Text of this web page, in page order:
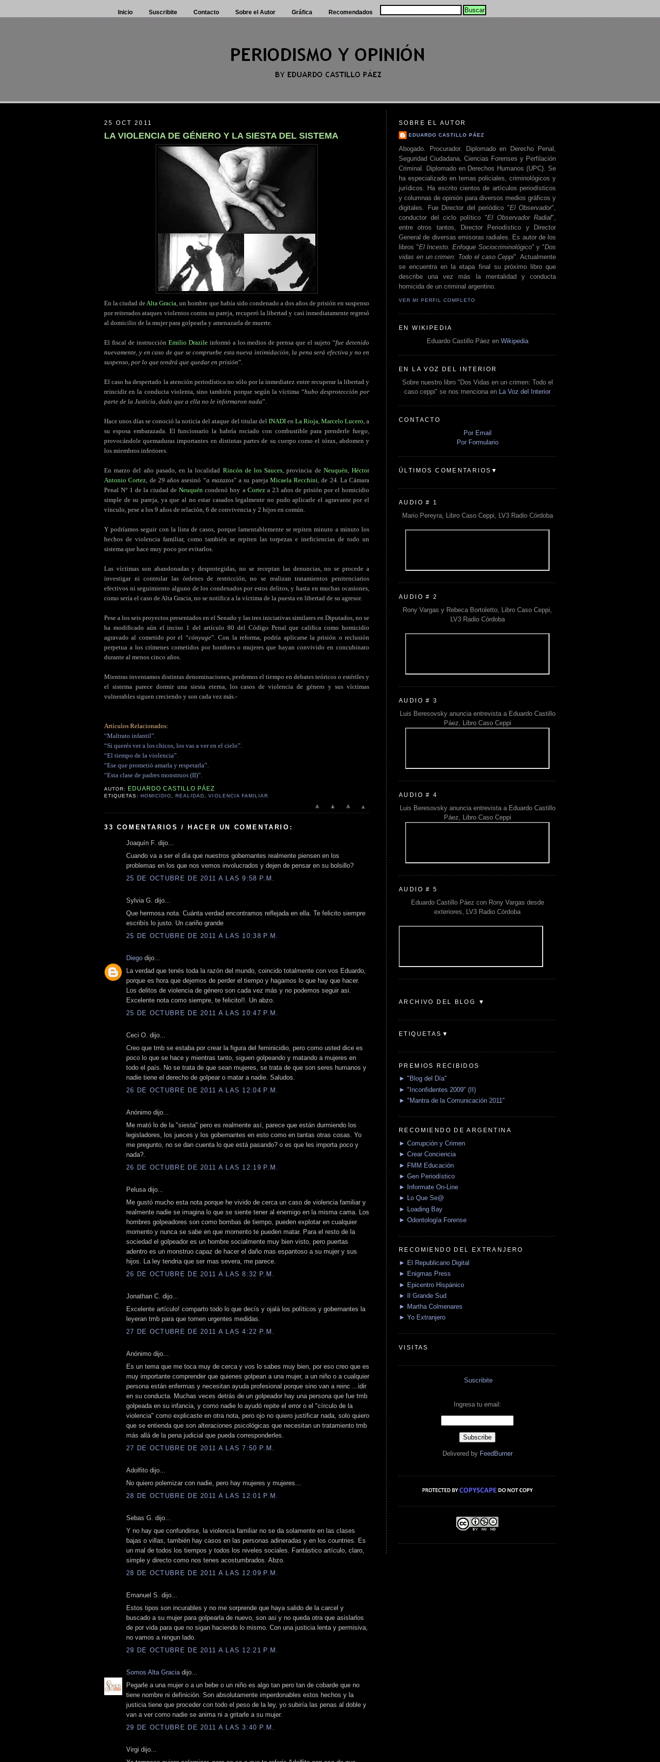
Inicio Suscribite Contacto Sobre el Autor Gráfica Recomendados
25 OCT 2011
LA VIOLENCIA DE GÉNERO Y LA SIESTA DEL SISTEMA
En la ciudad deAlta Gracia, un hombre que había sido condenado a dos años de prisión en suspenso
por reiterados ataques violentos contra su pareja, recuperó la libertad y casi inmediatamente regresó
al domicilio de la mujer para golpearla y amenazarla de muerte.
El fiscal de instrucción Emilio Drazileinformó a los medios de prensa que el sujeto “fue detenido
nuevamente, y en caso de que se compruebe esta nueva intimidación, la pena será efectiva y no en
suspenso, por lo que tendrá que quedar en prisión”.
El caso ha despertado la atención periodística no sólo por la inmediatez entre recuperar la libertad y
reincidir en la conducta violenta, sino también porque según la víctima “hubo desprotección por
parte de la Justicia, dado que a ella no le informaron nada”.
Hace unos días se conoció la noticia del ataque del titular del INADIen La Rioja, Marcelo Lucero, a
su esposa embarazada. El funcionario la habría rociado con combustible para prenderle fuego,
provocándole quemaduras importantes en distintas partes de su cuerpo como el tórax, abdomen y
los miembros inferiores.
En marzo del año pasado, en la localidad Rincón de los Sauces, provincia de Neuquén,Héctor
Antonio Cortez, de 29 años asesinó “a mazazos” a su pareja Micaela Recchini, de 24. La Cámara
Penal N° 1 de la ciudad deNeuquén condenó hoy a Corteza 23 años de prisión por el homicidio
simple de su pareja, ya que al no estar casados legalmente no pudo aplicarle el agravante por el
vínculo, pese a los 9 años de relación, 6 de convivencia y 2 hijos en común.
Y podríamos seguir con la lista de casos, porque lamentablemente se repiten minuto a minuto los
hechos de violencia familiar, como también se repiten las torpezas e ineficiencias de todo un
sistema que hace muy poco por evitarlos.
Las víctimas son abandonadas y desprotegidas, no se receptan las denuncias, no se procede a
investigar ni controlar las órdenes de restricción, no se realizan tratamientos penitenciarios
efectivos ni seguimiento alguno de los condenados por estos delitos, y hasta en muchas ocasiones,
como sería el caso de Alta Gracia, no se notifica a la víctima de la puesta en libertad de su agresor.
Pese a los seis proyectos presentados en el Senado y las tres iniciativas similares en Diputados, no se
ha modificado aún el inciso 1 del artículo 80 del Código Penal que califica como homicidio
agravado al cometido por el “cónyuge”. Con la reforma, podría aplicarse la prisión o reclusión
perpetua a los crímenes cometidos por hombres o mujeres que hayan convivido en concubinato
durante al menos cinco años.
Mientras inventamos distintas denominaciones, perdemos el tiempo en debates teóricos o estériles y
el sistema parece dormir una siesta eterna, los casos de violencia de género y sus víctimas
vulnerables siguen creciendo y son cada vez más.-
Artículos Relacionados:
“Maltrato infantil”.
“Si querés ver a los chicos, los vas a ver en el cielo”.
“El tiempo de la violencia”.
“Ese que prometió amarla y respetarla”.
“Esta clase de padres monstruos (II)”.
AUTOR: EDUARDO CASTILLO PÁEZ
ETIQUETAS:HOMICIDIO ,REALIDAD ,VIOLENCIA FAMILIAR
33 COMENTARIOS / HACER UN COMENTARIO:
Joaquín F. dijo...
Cuando va a ser el día que nuestros gobernantes realmente piensen en los
problemas en los que nos vemos involucrados y dejen de pensar en su bolsillo?
25 DE OCTUBRE DE 2011 A LAS 9:58 P.M.
Sylvia G. dijo...
Que hermosa nota. Cuánta verdad encontramos reflejada en ella. Te felicito siempre
escribís lo justo. Un cariño grande
25 DE OCTUBRE DE 2011 A LAS 10:38 P.M.
Diego dijo...
La verdad que tenés toda la razón del mundo, coincido totalmente con vos Eduardo,
porque es hora que dejemos de perder el tiempo y hagamos lo que hay que hacer.
Los delitos de violencia de género son cada vez más y no podemos seguir asi.
Excelente nota como siempre, te felicito!!. Un abzo.
25 DE OCTUBRE DE 2011 A LAS 10:47 P.M.
Ceci O. dijo...
Creo que tmb se estaba por crear la figura del feminicidio, pero como usted dice es
poco lo que se hace y mientras tanto, siguen golpeando y matando a mujeres en
todo el país. No se trata de que sean mujeres, se trata de que son seres humanos y
nadie tiene el derecho de golpear o matar a nadie. Saludos.
26 DE OCTUBRE DE 2011 A LAS 12:04 P.M.
Anónimo dijo...
Me mató lo de la "siesta" pero es realmente así, parece que están durmiendo los
legisladores, los jueces y los gobernantes en esto como en tantas otras cosas. Yo
me pregunto, no se dan cuenta lo que está pasando? o es que les importa poco y
nada?.
26 DE OCTUBRE DE 2011 A LAS 12:19 P.M.
Pelusa dijo...
Me gustó mucho esta nota porque he vivido de cerca un caso de violencia familiar y
realmente nadie se imagina lo que se siente tener al enemigo en la misma cama. Los
hombres golpeadores son como bombas de tiempo, pueden explotar en cualquier
momento y nunca se sabe en que momento te pueden matar. Para el resto de la
sociedad el golpeador es un hombre socialmente muy bien visto, pero puertas
adentro es un monstruo capaz de hacer el daño mas espantoso a su mujer y sus
hijos. La ley tendria que ser mas severa, me parece.
26 DE OCTUBRE DE 2011 A LAS 8:32 P.M.
Jonathan C. dijo...
Excelente artículo! comparto todo lo que decís y ojalá los políticos y gobernantes la
leyeran tmb para que tomen urgentes medidas.
27 DE OCTUBRE DE 2011 A LAS 4:22 P.M.
Anónimo dijo...
Es un tema que me toca muy de cerca y vos lo sabes muy bien, por eso creo que es
muy importante comprender que quienes golpean a una mujer, a un niño o a cualquier
persona están enfermas y necesitan ayuda profesional porque sino van a reinc ...idir
en su conducta. Muchas veces detrás de un golpeador hay una persona que fue tmb
golpeada en su infancia, y como nadie lo ayudó repite el error o el "círculo de la
violencia" como explicaste en otra nota, pero ojo no quiero justificar nada, solo quiero
que se entienda que son alteraciones psicológicas que necesitan un tratamiento tmb
más allá de la pena judicial que pueda corresponderles.
27 DE OCTUBRE DE 2011 A LAS 7:50 P.M.
Adolfito dijo...
No quiero polemizar con nadie, pero hay mujeres y mujeres...
28 DE OCTUBRE DE 2011 A LAS 12:01 P.M.
Sebas G. dijo...
Y no hay que confundirse, la violencia familiar no se da solamente en las clases
bajas o villas, también hay casos en las personas adineradas y en los countries. Es
un mal de todos los tiempos y todos los niveles sociales. Fantástico artículo, claro,
simple y directo como nos tenes acostumbrados. Abzo.
28 DE OCTUBRE DE 2011 A LAS 12:09 P.M.
Emanuel S. dijo...
Estos tipos son incurables y no me sorprende que haya salido de la carcel y
buscado a su mujer para golpearla de nuevo, son asi y no queda otra que asislarlos
de por vida para que no sigan haciendo lo mismo. Con una justicia lenta y permisiva,
no vamos a ningun lado.
29 DE OCTUBRE DE 2011 A LAS 12:21 P.M.
Somos Alta Gracia dijo...
Pegarle a una mujer o a un bebe o un niño es algo tan pero tan de cobarde que no
tiene nombre ni definición. Son absolutamente imperdonables estos hechos y la
justicia tiene que proceder con todo el peso de la ley, yo subiría las penas al doble y
van a ver como nadie se anima ni a gritarle a su mujer.
29 DE OCTUBRE DE 2011 A LAS 3:40 P.M.
Virgi dijo...
SOBRE EL AUTOR
EDUARDO CASTILLO PÁEZ
Abogado. Procurador. Diplomado en Derecho Penal,
Seguridad Ciudadana, Ciencias Forenses y Perfilación
Criminal. Diplomado en Derechos Humanos (UPC). Se
ha especializado en temas policiales, criminológicos y
jurídicos. Ha escrito cientos de artículos periodísticos
y columnas de opinión para diversos medios gráficos y
digitales. Fue Director del periódico "El Observador",
conductor del ciclo político "El Observador Radial",
entre otros tantos, Director Periodístico y Director
General de diversas emisoras radiales. Es autor de los
libros "El Incesto. Enfoque Sociocriminológico" y "Dos
vidas en un crimen: Todo el caso Ceppi". Actualmente
se encuentra en la etapa final su próximo libro que
describe una vez más la mentalidad y conducta
homicida de un criminal argentino.
VER MI PERFIL COMPLETO
EN WIKIPEDIA
Eduardo Castillo Páez en Wikipedia
EN LA VOZ DEL INTERIOR
Sobre nuestro libro "Dos Vidas en un crimen: Todo el
caso ceppi" se nos menciona en
La Voz del Interior
CONTACTO
Por Email
Por Formulario
ÚLTIMOS COMENTARIOS▼
AUDIO # 1
Mario Pereyra, Libro Caso Ceppi, LV3 Radio Córdoba
AUDIO # 2
Rony Vargas y Rebeca Bortoletto, Libro Caso Ceppi,
LV3 Radio Córdoba
AUDIO # 3
Luis Beresovsky anuncia entrevista a Eduardo Castillo
Páez, Libro Caso Ceppi
AUDIO # 4
Luis Beresovsky anuncia entrevista a Eduardo Castillo
Páez, Libro Caso Ceppi
AUDIO # 5
Eduardo Castillo Páez con Rony Vargas desde
exteriores, LV3 Radio Córdoba
ARCHIVO DEL BLOG ▼
ETIQUETAS▼
PREMIOS RECIBIDOS
► "Blog del Día"
► "Inconfidentes 2009" (II)
► "Mantra de la Comunicación 2011"
RECOMIENDO DE ARGENTINA
► Corrupción y Crimen
► Crear Conciencia
► FMM Educación
► Gen Periodístico
► Informate On-Line
► Lo Que Se@
► Loading Bay
► Odontología Forense
RECOMIENDO DEL EXTRANJERO
► El Republicano Digital
► Enigmas Press
► Epicentro Hispánico
► Il Grande Sud
► Martha Colmenares
► Yo Extranjero
VISITAS
Suscribite
Ingresa tu email:
Delivered by FeedBurner